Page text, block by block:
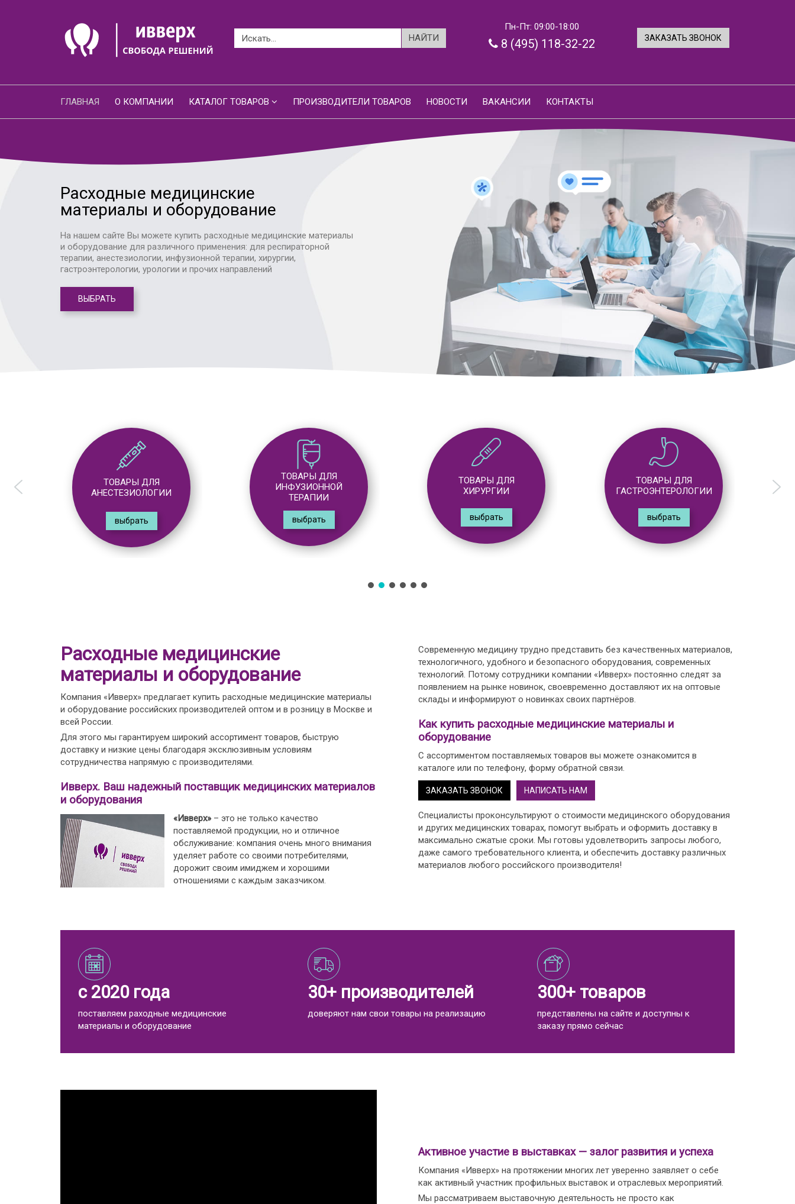
Пн-Пт: 09:00-18:00
8 (495) 118-32-22 ЗАКАЗАТЬ ЗВОНОК
ГЛАВНАЯ О КОМПАНИИ КАТАЛОГ ТОВАРОВ ПРОИЗВОДИТЕЛИ ТОВАРОВ НОВОСТИ ВАКАНСИИ КОНТАКТЫ
Расходные медицинские
материалы и оборудование
На нашем сайте Вы можете купить расходные медицинские материалы
и оборудование для различного применения: для респираторной
терапии, анестезиологии, инфузионной терапии, хирургии,
гастроэнтерологии, урологии и прочих направлений
ВЫБРАТЬ
ТОВАРЫ ДЛЯ
АНЕСТЕЗИОЛОГИИ
выбрать
ТОВАРЫ ДЛЯ
ИНФУЗИОННОЙ
ТЕРАПИИ
выбрать
ТОВАРЫ ДЛЯ
ХИРУРГИИ
выбрать
ТОВАРЫ ДЛЯ
ГАСТРОЭНТЕРОЛОГИИ
выбрать
Расходные медицинские
материалы и оборудование
Компания «Ивверх» предлагает купить расходные медицинские материалы
и оборудование российских производителей оптом и в розницу в Москве и
всей России.
Для этого мы гарантируем широкий ассортимент товаров, быструю
доставку и низкие цены благодаря эксклюзивным условиям
сотрудничества напрямую с производителями.
Ивверх. Ваш надежный поставщик медицинских материалов
и оборудования
«Ивверх»– это не только качество
поставляемой продукции, но и отличное
обслуживание: компания очень много внимания
уделяет работе со своими потребителями,
дорожит своим имиджем и хорошими
отношениями с каждым заказчиком.
Современную медицину трудно представить без качественных материалов,
технологичного, удобного и безопасного оборудования, современных
технологий. Потому сотрудники компании «Ивверх» постоянно следят за
появлением на рынке новинок, своевременно доставляют их на оптовые
склады и информируют о новинках своих партнёров.
Как купить расходные медицинские материалы и
оборудование
С ассортиментом поставляемых товаров вы можете ознакомится в
каталоге или по телефону, форму обратной связи.
ЗАКАЗАТЬ ЗВОНОК НАПИСАТЬ НАМ
Специалисты проконсультируют о стоимости медицинского оборудования
и других медицинских товарах, помогут выбрать и оформить доставку в
максимально сжатые сроки. Мы готовы удовлетворить запросы любого,
даже самого требовательного клиента, и обеспечить доставку различных
материалов любого российского производителя!
с 2020 года
поставляем раходные медицинские
материалы и оборудование
30+ производителей
доверяют нам свои товары на реализацию
300+ товаров
представлены на сайте и доступны к
заказу прямо сейчас
Активное участие в выставках — залог развития и успеха
Компания «Ивверх» на протяжении многих лет уверенно заявляет о себе
как активный участник профильных выставок и отраслевых мероприятий.
Мы рассматриваем выставочную деятельность не просто как